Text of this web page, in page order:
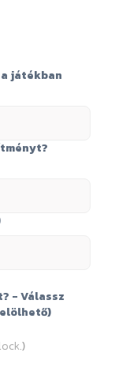
játékban
- Válassz
)